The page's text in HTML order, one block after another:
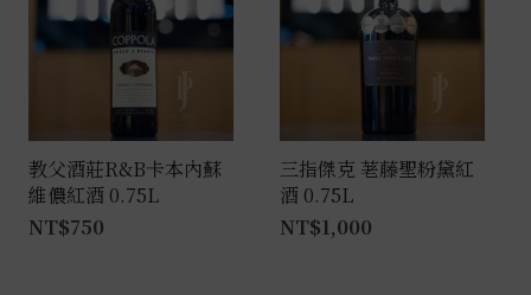
教父酒莊R&B卡本內蘇
維儂紅酒 0.75L
NT$750
三指傑克 荖藤聖粉黛紅
酒 0.75L
NT$1,000